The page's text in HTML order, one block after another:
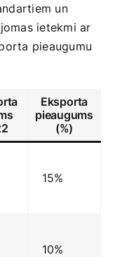
un
ietekmi ar
pieaugumu
Eksporta‍
pieaugums
(%)
15%
10%